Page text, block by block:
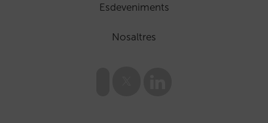
Esdeveniments
Nosaltres